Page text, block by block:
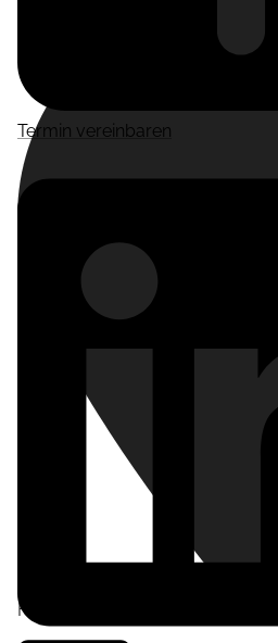
Termin vereinbaren
Frankfurt am Main